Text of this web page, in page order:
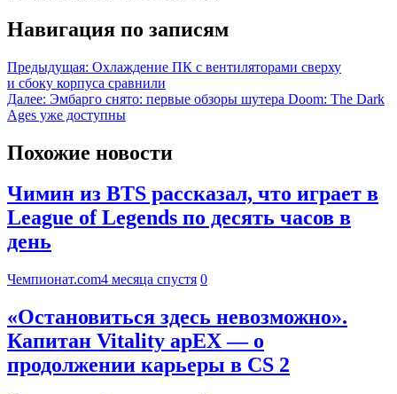
Навигация по записям
Предыдущая: Охлаждение ПК с вентиляторами сверху
и сбоку корпуса сравнили
Далее: Эмбарго снято: первые обзоры шутера Doom: The Dark
Ages уже доступны
Похожие новости
Чимин из BTS рассказал, что играет в
League of Legends по десять часов в
день
Чемпионат.com4 месяца спустя 0
«Остановиться здесь невозможно».
Капитан Vitality apEX — о
продолжении карьеры в CS 2